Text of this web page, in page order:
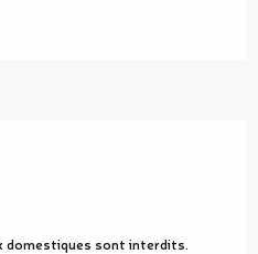
domestiques sont interdits.